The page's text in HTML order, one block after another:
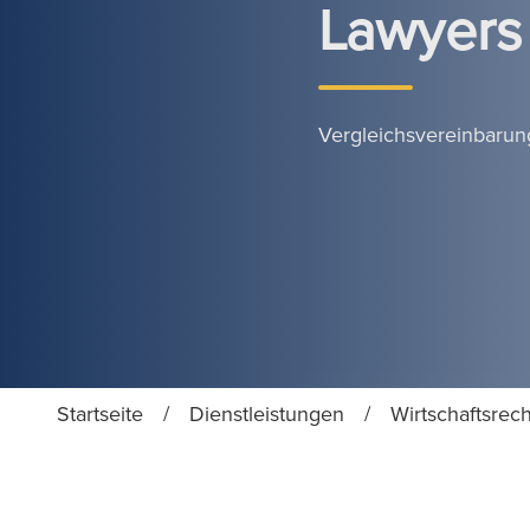
Lawyers
Startseite / Dienstleistungen /